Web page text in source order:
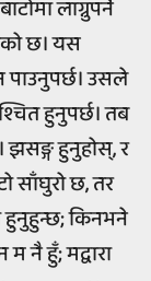
लाग्नुपर्ने
छ। यस
उसले
हुनुपर्छ। तब
झसङ्ग हुनुहोस्, र
साँघुरो छ, तर
हुनुहुन्छ; किनभने
नै हुँ; मद्वारा